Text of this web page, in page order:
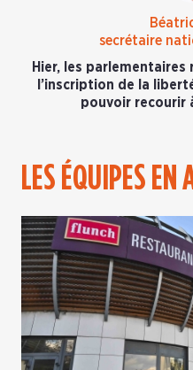
secrétaire
Hier, les
l’inscription de la
pouvoir recourir
LES ÉQUIPES EN